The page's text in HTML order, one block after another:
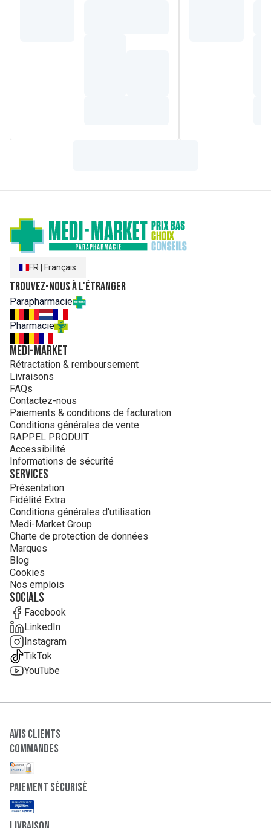
FR Français
Trouvez-nous à l'étranger
Parapharmacie
Pharmacie
MEDI-MARKET
Rétractation & remboursement
Livraisons
FAQs
Contactez-nous
Paiements & conditions de facturation
Conditions générales de vente
RAPPEL PRODUIT
Accessibilité
Informations de sécurité
Services
Présentation
Fidélité Extra
Conditions générales d'utilisation
Medi-Market Group
Charte de protection de données
Marques
Blog
Cookies
Nos emplois
Socials
Facebook
LinkedIn
Instagram
TikTok
YouTube
Avis clients
Commandes
paiement sécurisé